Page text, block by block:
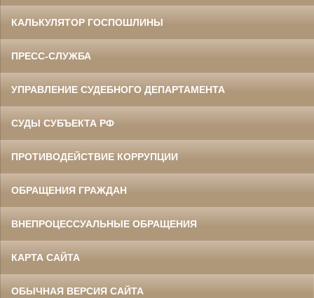
КАЛЬКУЛЯТОР ГОСПОШЛИНЫ
ПРЕСС-СЛУЖБА
УПРАВЛЕНИЕ СУДЕБНОГО ДЕПАРТАМЕНТА
СУДЫ СУБЪЕКТА РФ
ПРОТИВОДЕЙСТВИЕ КОРРУПЦИИ
ОБРАЩЕНИЯ ГРАЖДАН
ВНЕПРОЦЕССУАЛЬНЫЕ ОБРАЩЕНИЯ
КАРТА САЙТА
ОБЫЧНАЯ ВЕРСИЯ САЙТА